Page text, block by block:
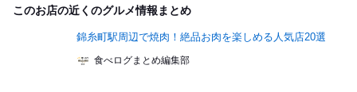
このお店の近くのグルメ情報まとめ
錦糸町駅周辺で焼肉！絶品お肉を楽しめる人気店20選
食べログまとめ編集部